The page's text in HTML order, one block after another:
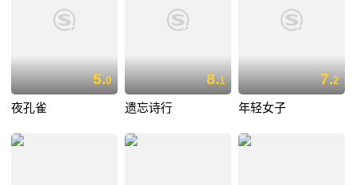
5.0
夜孔雀
8.1
遗忘诗行
7.2
年轻女子